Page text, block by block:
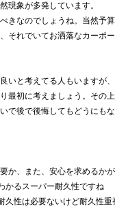
現象が多発しています。
きなのでしょうね。当然予
それでいてお洒落なカーポ
いと考えてる人もいますが
最初に考えましょう。その
で後で後悔してもどうにも
か、また、安心を求めるか
るスーパー耐久性ですね
性は必要ないけど耐久性重